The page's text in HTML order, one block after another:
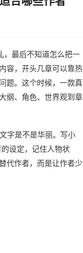
，最后不知道怎么把一
容，开头几章可以靠热
题。这个时候，一款真
纲、角色、世界观到章
字是不是华丽。写小
设定，记住人物状
代作者，而是让作者少